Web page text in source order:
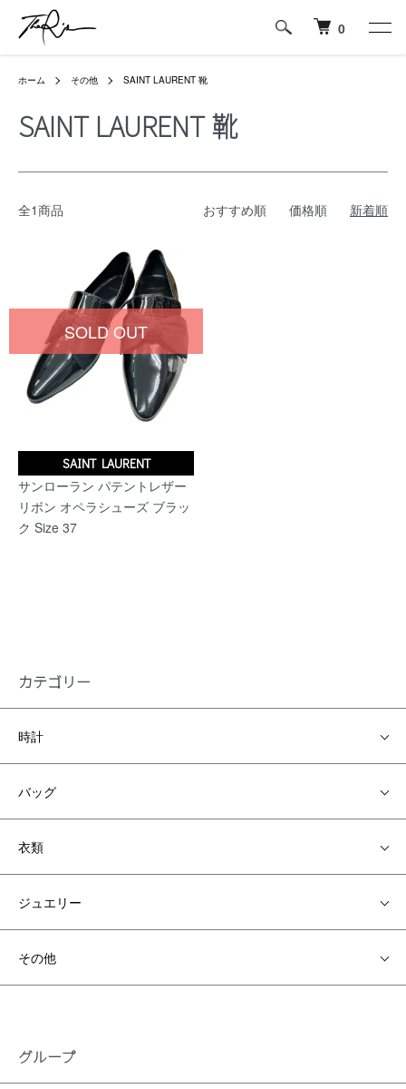
0
ホーム その他 SAINT LAURENT 靴
SAINT LAURENT 靴
全1商品 おすすめ順 価格順 新着順
SAINT LAURENT
サンローラン パテントレザー
リボン オペラシューズ ブラッ
ク Size 37
SOLD OUT
カテゴリー
時計
バッグ
衣類
ジュエリー
その他
グループ